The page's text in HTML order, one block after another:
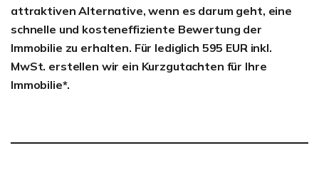
attraktiven Alternative, wenn es darum geht, eine
schnelle und kosteneffiziente Bewertung der
Immobilie zu erhalten. Für lediglich 595 EUR inkl.
MwSt. erstellen wir ein Kurzgutachten für Ihre
Immobilie*.